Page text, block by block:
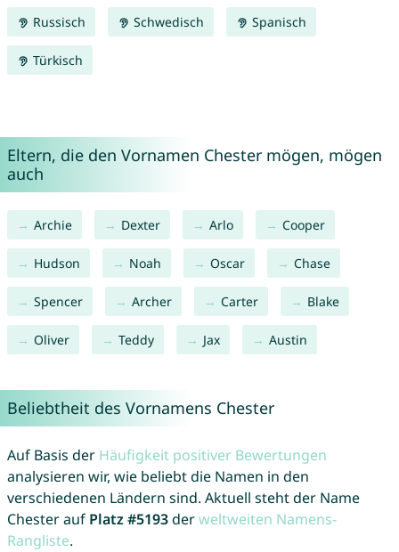
Russisch Schwedisch Spanisch
Türkisch
Eltern, die den Vornamen Chester mögen, mögen
auch
Archie Dexter Arlo Cooper
Hudson Noah Oscar Chase
Spencer Archer Carter Blake
Oliver Teddy Jax Austin
Beliebtheit des Vornamens Chester
Auf Basis der Häufigkeit positiver Bewertungen
analysieren wir, wie beliebt die Namen in den
verschiedenen Ländern sind. Aktuell steht der Name
Chester auf Platz #5193derweltweiten Namens-
Rangliste.